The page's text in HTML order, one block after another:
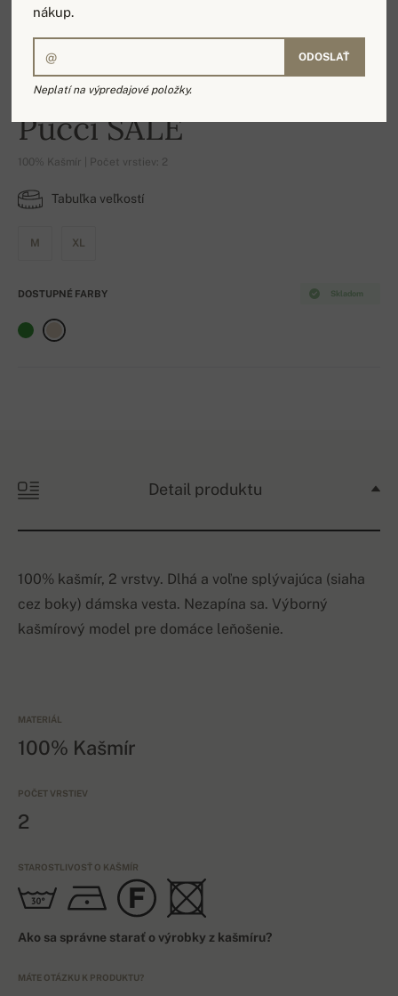
-16%
Pucci SALE
100% Kašmír | Počet vrstiev: 2
Tabuľka veľkostí
M XL
Skladom
DOSTUPNÉ FARBY
Detail produktu
100% kašmír, 2 vrstvy. Dlhá a voľne splývajúca (siaha
cez boky) dámska vesta. Nezapína sa. Výborný
kašmírový model pre domáce leňošenie.
MATERIÁL
100% Kašmír
POČET VRSTIEV
2
STAROSTLIVOSŤ O KAŠMÍR
Ako sa správne starať o výrobky z kašmíru?
MÁTE OTÁZKU K PRODUKTU?
nákup.
ODOSLAŤ
Neplatí na výpredajové položky.